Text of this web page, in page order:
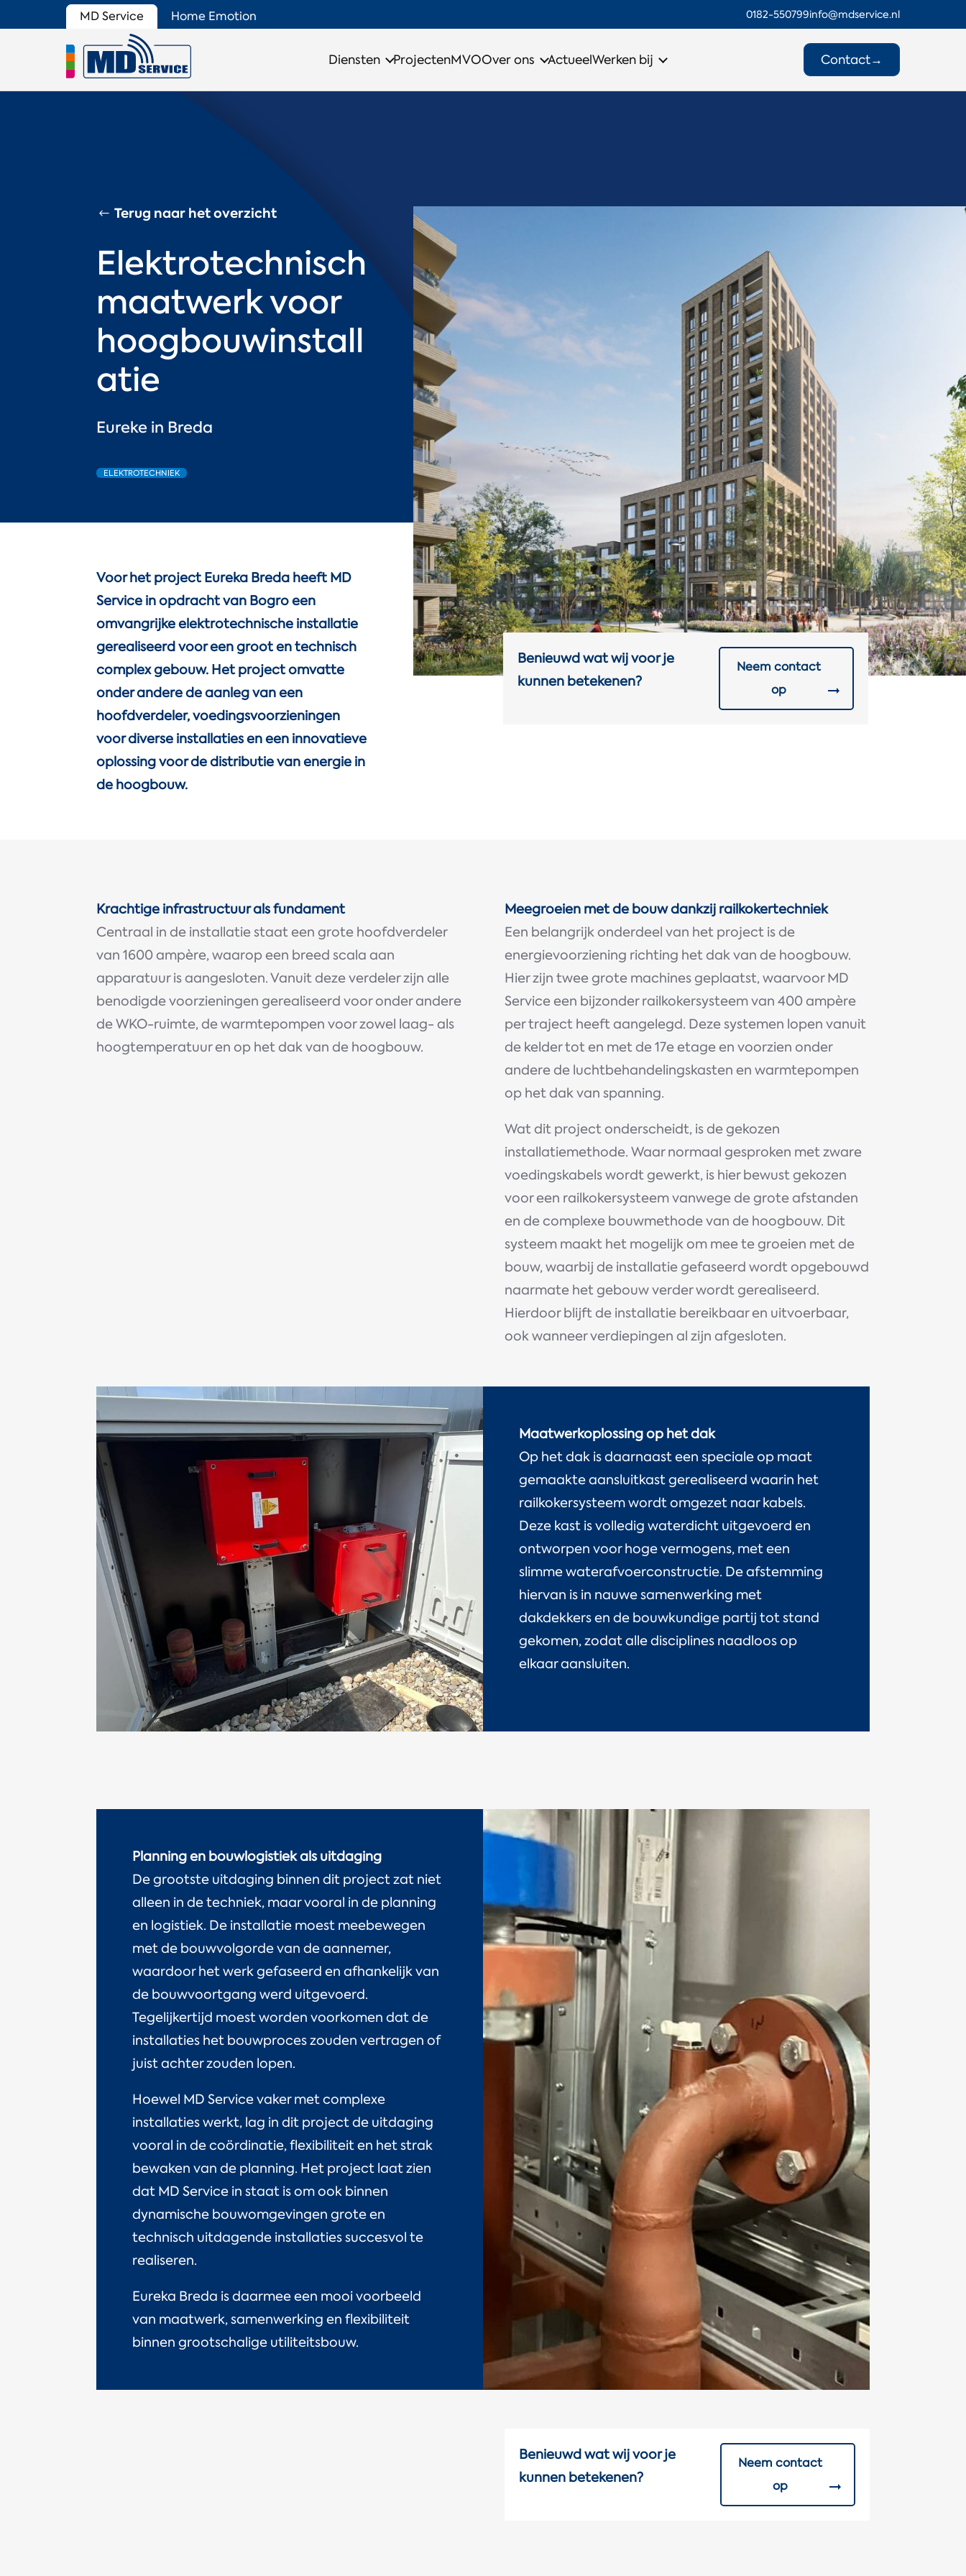
MD Service Home Emotion 0182-550799info@mdservice.nl
Diensten ProjectenMVOOver ons ActueelWerken bij Contact→
Terug naar het overzicht
Elektrotechnisch
maatwerk voor
hoogbouwinstall
atie
Eureke in Breda
ELEKTROTECHNIEK
Voor het project Eureka Breda heeft MD
Service in opdracht van Bogro een
omvangrijke elektrotechnische installatie
gerealiseerd voor een groot en technisch
complex gebouw. Het project omvatte
onder andere de aanleg van een
hoofdverdeler, voedingsvoorzieningen
voor diverse installaties en een innovatieve
oplossing voor de distributie van energie in
de hoogbouw.
Benieuwd wat wij voor je
kunnen betekenen?
Neem contact
op
Krachtige infrastructuur als fundament
Centraal in de installatie staat een grote hoofdverdeler
van 1600 ampère, waarop een breed scala aan
apparatuur is aangesloten. Vanuit deze verdeler zijn alle
benodigde voorzieningen gerealiseerd voor onder andere
de WKO-ruimte, de warmtepompen voor zowel laag- als
hoogtemperatuur en op het dak van de hoogbouw.
Meegroeien met de bouw dankzij railkokertechniek
Een belangrijk onderdeel van het project is de
energievoorziening richting het dak van de hoogbouw.
Hier zijn twee grote machines geplaatst, waarvoor MD
Service een bijzonder railkokersysteem van 400 ampère
per traject heeft aangelegd. Deze systemen lopen vanuit
de kelder tot en met de 17e etage en voorzien onder
andere de luchtbehandelingskasten en warmtepompen
op het dak van spanning.
Wat dit project onderscheidt, is de gekozen
installatiemethode. Waar normaal gesproken met zware
voedingskabels wordt gewerkt, is hier bewust gekozen
voor een railkokersysteem vanwege de grote afstanden
en de complexe bouwmethode van de hoogbouw. Dit
systeem maakt het mogelijk om mee te groeien met de
bouw, waarbij de installatie gefaseerd wordt opgebouwd
naarmate het gebouw verder wordt gerealiseerd.
Hierdoor blijft de installatie bereikbaar en uitvoerbaar,
ook wanneer verdiepingen al zijn afgesloten.
Maatwerkoplossing op het dak
Op het dak is daarnaast een speciale op maat
gemaakte aansluitkast gerealiseerd waarin het
railkokersysteem wordt omgezet naar kabels.
Deze kast is volledig waterdicht uitgevoerd en
ontworpen voor hoge vermogens, met een
slimme waterafvoerconstructie. De afstemming
hiervan is in nauwe samenwerking met
dakdekkers en de bouwkundige partij tot stand
gekomen, zodat alle disciplines naadloos op
elkaar aansluiten.
Planning en bouwlogistiek als uitdaging
De grootste uitdaging binnen dit project zat niet
alleen in de techniek, maar vooral in de planning
en logistiek. De installatie moest meebewegen
met de bouwvolgorde van de aannemer,
waardoor het werk gefaseerd en afhankelijk van
de bouwvoortgang werd uitgevoerd.
Tegelijkertijd moest worden voorkomen dat de
installaties het bouwproces zouden vertragen of
juist achter zouden lopen.
Hoewel MD Service vaker met complexe
installaties werkt, lag in dit project de uitdaging
vooral in de coördinatie, flexibiliteit en het strak
bewaken van de planning. Het project laat zien
dat MD Service in staat is om ook binnen
dynamische bouwomgevingen grote en
technisch uitdagende installaties succesvol te
realiseren.
Eureka Breda is daarmee een mooi voorbeeld
van maatwerk, samenwerking en flexibiliteit
binnen grootschalige utiliteitsbouw.
Benieuwd wat wij voor je
kunnen betekenen?
Neem contact
op